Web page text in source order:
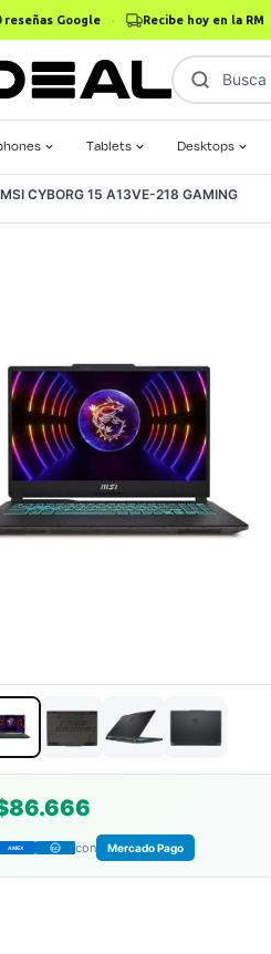
reseñas Google · Recibe hoy en la RM
Busca
Tablets Desktops
CYBORG 15 A13VE-218 GAMING
AMEX DC con Mercado Pago